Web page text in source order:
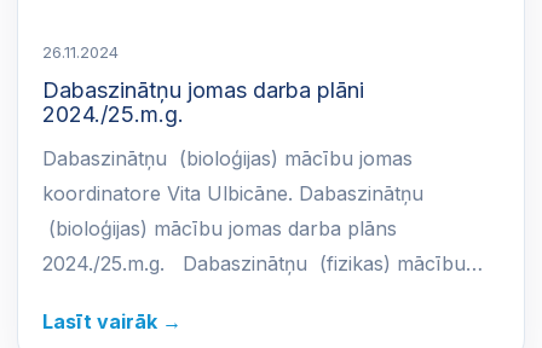
26.11.2024
Dabaszinātņu jomas darba plāni
2024./25.m.g.
Dabaszinātņu (bioloģijas) mācību jomas
koordinatore Vita Ulbicāne. Dabaszinātņu
(bioloģijas) mācību jomas darba plāns
2024./25.m.g. Dabaszinātņu (fizikas) mācību…
Lasīt vairāk →